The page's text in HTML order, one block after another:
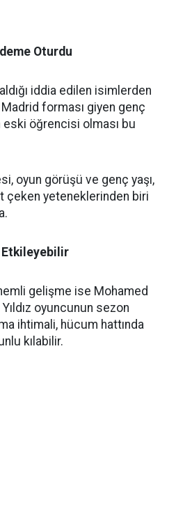
Oturdu
iddia edilen isimlerden
forması giyen genç
eski öğrencisi olması bu
oyun görüşü ve genç yaşı,
çeken yeteneklerinden biri
Etkileyebilir
gelişme ise Mohamed
oyuncunun sezon
ihtimali, hücum hattında
kılabilir.